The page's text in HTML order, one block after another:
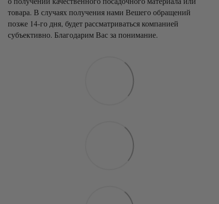
товара. В случаях получения нами Вешего обращений
позже 14-го дня, будет рассматриваться компанией
субъективно. Благодарим Вас за понимание.